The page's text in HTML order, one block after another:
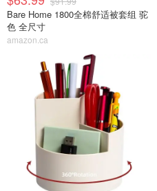
Bare Home 1800全棉舒适被套组 驼
色 全尺寸
amazon.ca